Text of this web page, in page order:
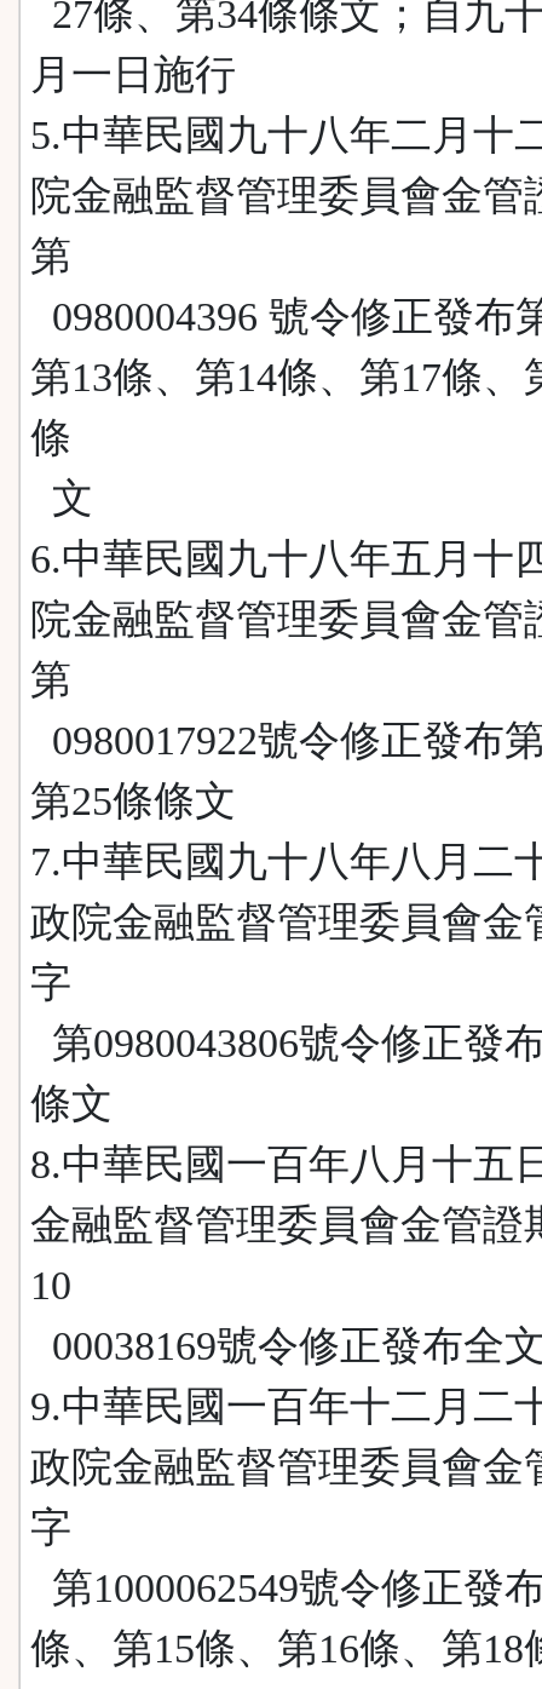
27條、第34條條文；自九
月一日施行
5.中華民國九十八年二月十
院金融監督管理委員會金管
第
0980004396 號令修正發布
第13條、第14條、第17條、
條
文
6.中華民國九十八年五月十
院金融監督管理委員會金管
第
0980017922號令修正發布
第25條條文
7.中華民國九十八年八月二
政院金融監督管理委員會金
字
第0980043806號令修正發
條文
8.中華民國一百年八月十五
金融監督管理委員會金管證
10
00038169號令修正發布全
9.中華民國一百年十二月二
政院金融監督管理委員會金
字
第1000062549號令修正發
條、第15條、第16條、第18